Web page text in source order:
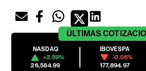
ÚLTIMAS
NASDAQ
+2.59%
26,584.99
IBOVESPA
-0.06%
177,894.97